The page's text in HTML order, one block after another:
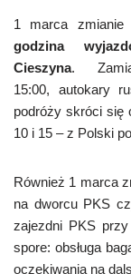
1 marca zmianie
godzina
Cieszyna.
15:00, autokary
podróży skróci się
10 i 15 – z Polski
Również 1 marca
na dworcu PKS
zajezdni PKS
spore: obsługa
oczekiwania na